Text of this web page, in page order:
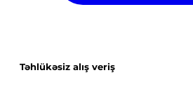
Təhlükəsiz alış veriş